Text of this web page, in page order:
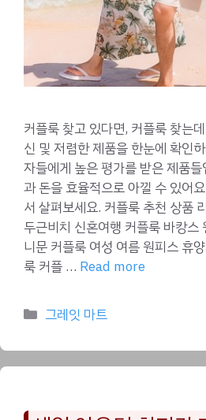
커플룩 찾고 있다면, 커플룩 찾는
신 및 저렴한 제품을 한눈에 확인
자들에게 높은 평가를 받은 제품
과 돈을 효율적으로 아낄 수 있어
서 살펴보세요. 커플룩 추천 상
두근비치 신혼여행 커플룩 바캉스
니문 커플룩 여성 여름 원피스 휴
룩 커플 … Read more
Categories
그레잇 마트